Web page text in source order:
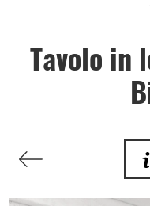
Tavolo in